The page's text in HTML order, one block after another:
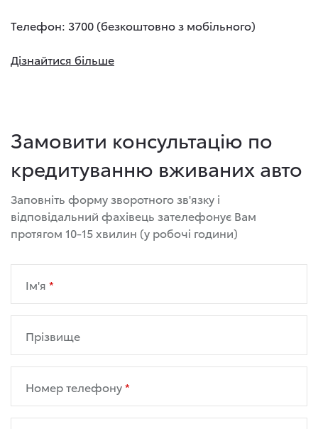
Телефон: 3700 (безкоштовно з мобільного)
Дізнайтися більше
Замовити консультацію по
кредитуванню вживаних авто
Заповніть форму зворотного зв'язку і
відповідальний фахівець зателефонує Вам
протягом 10-15 хвилин (у робочі години)
Ім'я
Прізвище
Номер телефону